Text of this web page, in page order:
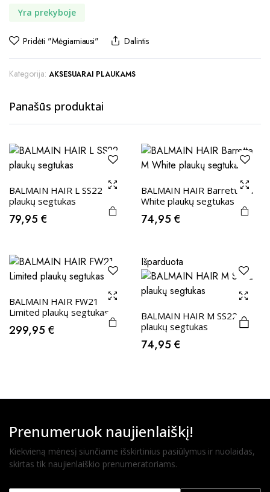
Yra prekyboje
Pridėti "Mėgiamiausi" Dalintis
Kategorija: AKSESUARAI PLAUKAMS
Panašūs produktai
BALMAIN HAIR L SS22
plaukų segtukas
79,95 €
BALMAIN HAIR Barrette M
White plaukų segtukas
74,95 €
BALMAIN HAIR FW21
Limited plaukų segtukas
299,95 €
Išparduota
BALMAIN HAIR M SS22
plaukų segtukas
74,95 €
Prenumeruok naujienlaiškį!
Kiekvieną mėnesį siunčiame išskirtinius pasiūlymus ir nuolaidas,
skirtas tik naujienlaiškio prenumeratoriams.